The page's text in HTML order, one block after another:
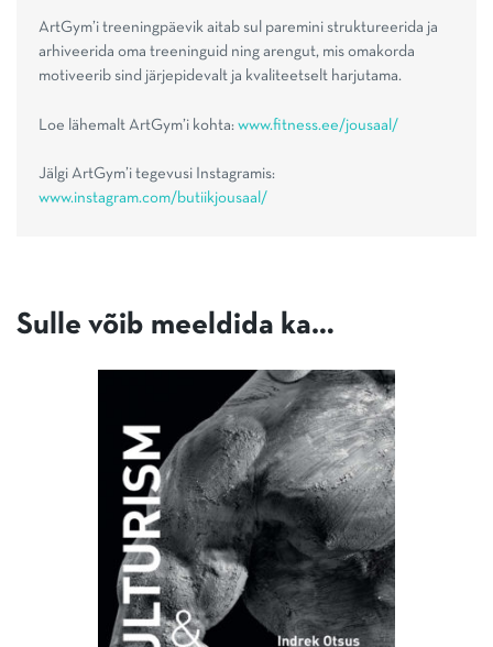
ArtGym’i treeningpäevik aitab sul paremini struktureerida ja
arhiveerida oma treeninguid ning arengut, mis omakorda
motiveerib sind järjepidevalt ja kvaliteetselt harjutama.
Loe lähemalt ArtGym’i kohta: www.fitness.ee/jousaal/
Jälgi ArtGym’i tegevusi Instagramis:
www.instagram.com/butiikjousaal/
Sulle võib meeldida ka…